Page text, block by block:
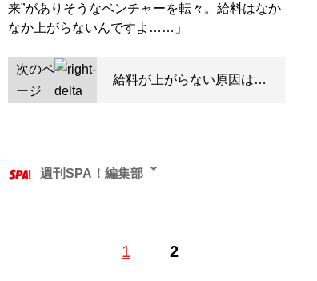
来”がありそうなベンチャーを転々。給料はなか
なか上がらないんですよ……」
次のペ
ージ
給料が上がらない原因は…
1 2
週刊SPA！編集部